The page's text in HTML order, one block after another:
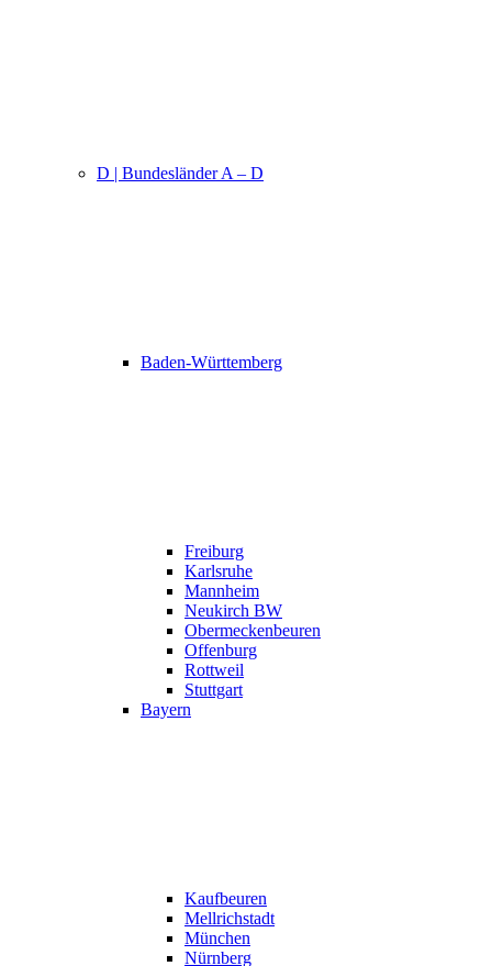
D | Bundesländer A – D
Baden-Württemberg
Freiburg
Karlsruhe
Mannheim
Neukirch BW
Obermeckenbeuren
Offenburg
Rottweil
Stuttgart
Bayern
Kaufbeuren
Mellrichstadt
München
Nürnberg